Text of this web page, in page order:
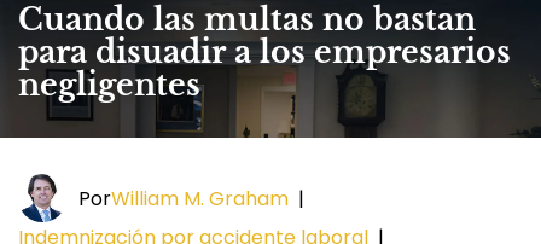
Cuando las multas no bastan
para disuadir a los empresarios
negligentes
PorWilliam M. Graham |
Indemnización por accidente laboral |